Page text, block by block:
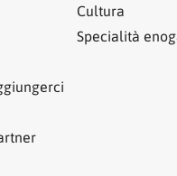
Cultura
Specialità